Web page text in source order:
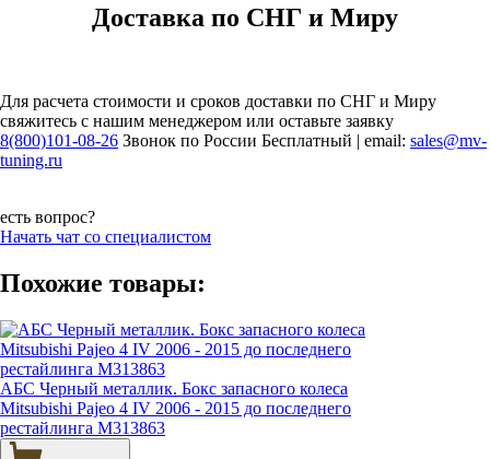
Доставка по СНГ и Миру
Для расчета стоимости и сроков доставки по СНГ и Миру
свяжитесь с нашим менеджером или оставьте заявку
8(800)101-08-26 Звонок по России Бесплатный | email: sales@mv-
tuning.ru
есть вопрос?
Начать чат со специалистом
Похожие товары:
АБС Черный металлик. Бокс запасного колеса
Mitsubishi Pajeo 4 IV 2006 - 2015 до последнего
рестайлинга M313863